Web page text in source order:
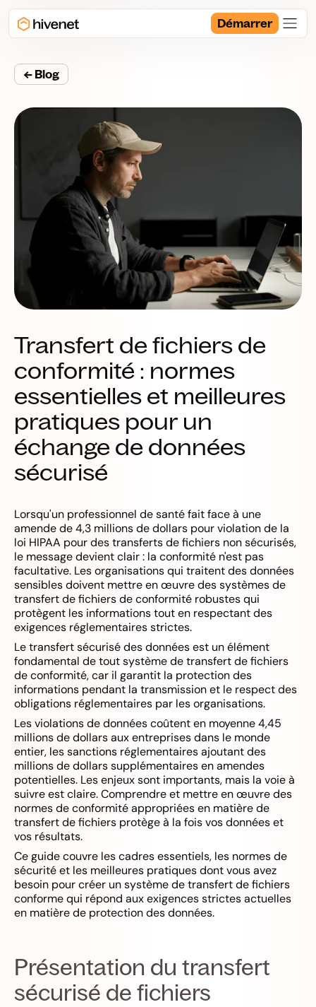
Démarrer
← Blog
Transfert de fichiers de
conformité : normes
essentielles et meilleures
pratiques pour un
échange de données
sécurisé
Lorsqu'un professionnel de santé fait face à une
amende de 4,3 millions de dollars pour violation de la
loi HIPAA pour des transferts de fichiers non sécurisés,
le message devient clair : la conformité n'est pas
facultative. Les organisations qui traitent des données
sensibles doivent mettre en œuvre des systèmes de
transfert de fichiers de conformité robustes qui
protègent les informations tout en respectant des
exigences réglementaires strictes.
Le transfert sécurisé des données est un élément
fondamental de tout système de transfert de fichiers
de conformité, car il garantit la protection des
informations pendant la transmission et le respect des
obligations réglementaires par les organisations.
Les violations de données coûtent en moyenne 4,45
millions de dollars aux entreprises dans le monde
entier, les sanctions réglementaires ajoutant des
millions de dollars supplémentaires en amendes
potentielles. Les enjeux sont importants, mais la voie à
suivre est claire. Comprendre et mettre en œuvre des
normes de conformité appropriées en matière de
transfert de fichiers protège à la fois vos données et
vos résultats.
Ce guide couvre les cadres essentiels, les normes de
sécurité et les meilleures pratiques dont vous avez
besoin pour créer un système de transfert de fichiers
conforme qui répond aux exigences strictes actuelles
en matière de protection des données.
Présentation du transfert
sécurisé de fichiers